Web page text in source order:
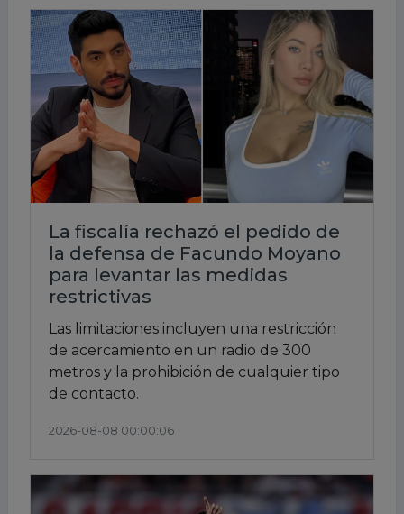
La fiscalía rechazó el pedido de
la defensa de Facundo Moyano
para levantar las medidas
restrictivas
Las limitaciones incluyen una restricción
de acercamiento en un radio de 300
metros y la prohibición de cualquier tipo
de contacto.
2026-08-08 00:00:06